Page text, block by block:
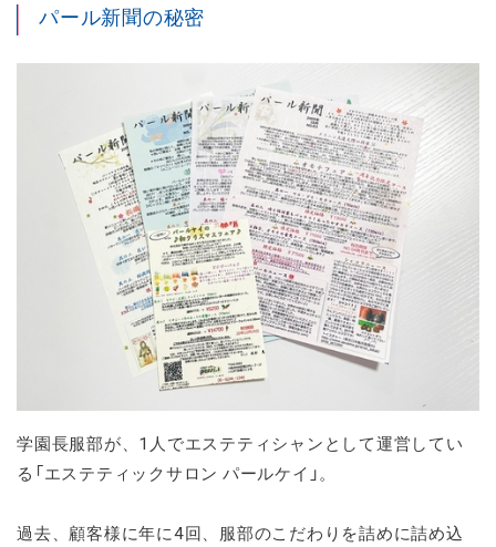
パール新聞の秘密
学園長服部が、1人でエステティシャンとして運営してい
る「エステティックサロン パールケイ」。
過去、顧客様に年に4回、服部のこだわりを詰めに詰め込